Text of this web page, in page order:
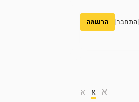
|התחבר| הרשמה
א א א